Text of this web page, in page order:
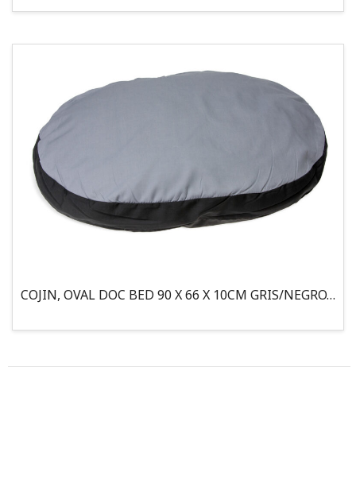
COJIN, OVAL DOC BED 90 X 66 X 10CM GRIS/NEGRO, 95°